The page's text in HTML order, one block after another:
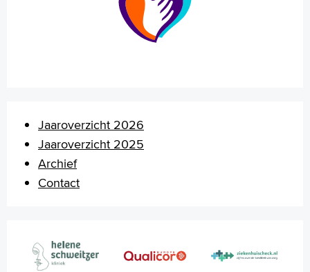
Jaaroverzicht 2026
Jaaroverzicht 2025
Archief
Contact